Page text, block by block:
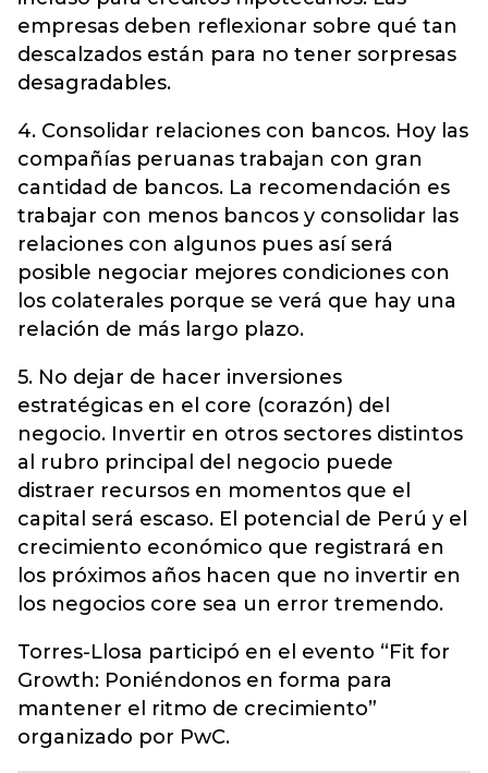
empresas deben reflexionar sobre qué tan
descalzados están para no tener sorpresas
desagradables.
4. Consolidar relaciones con bancos. Hoy las
compañías peruanas trabajan con gran
cantidad de bancos. La recomendación es
trabajar con menos bancos y consolidar las
relaciones con algunos pues así será
posible negociar mejores condiciones con
los colaterales porque se verá que hay una
relación de más largo plazo.
5. No dejar de hacer inversiones
estratégicas en el core (corazón) del
negocio. Invertir en otros sectores distintos
al rubro principal del negocio puede
distraer recursos en momentos que el
capital será escaso. El potencial de Perú y el
crecimiento económico que registrará en
los próximos años hacen que no invertir en
los negocios core sea un error tremendo.
Torres-Llosa participó en el evento “Fit for
Growth: Poniéndonos en forma para
mantener el ritmo de crecimiento”
organizado por PwC.